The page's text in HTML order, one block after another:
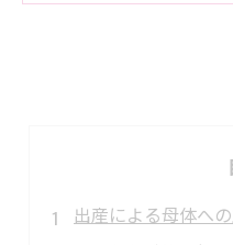
出産による母体へ